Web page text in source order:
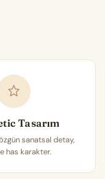
Tasarım
sanatsal detay,
has karakter.